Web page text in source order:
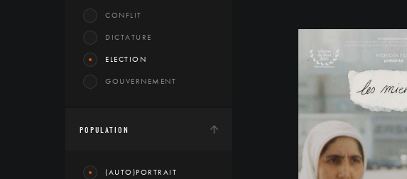
CONFLIT
DICTATURE
ELECTION
GOUVERNEMENT
POPULATION
(AUTO)PORTRAIT